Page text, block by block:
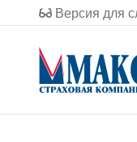
Версия для